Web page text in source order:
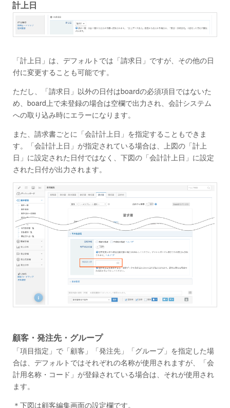
計上日
「計上日」は、デフォルトでは「請求日」ですが、その他の日
付に変更することも可能です。
ただし、「請求日」以外の日付はboardの必須項目ではないた
め、board上で未登録の場合は空欄で出力され、会計システム
への取り込み時にエラーになります。
また、請求書ごとに「会計計上日」を指定することもできま
す。「会計計上日」が指定されている場合は、上図の「計上
日」に設定された日付ではなく、下図の「会計計上日」に設定
された日付が出力されます。
顧客・発注先・グループ
「項目指定」で「顧客」「発注先」「グループ」を指定した場
合は、デフォルトではそれぞれの名称が使用されますが、「会
計用名称・コード」が登録されている場合は、それが使用され
ます。
＊下図は顧客編集画面の設定欄です。